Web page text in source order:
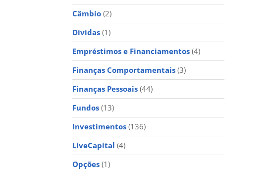
Câmbio(2)
Dívidas(1)
Empréstimos e Financiamentos(4)
Finanças Comportamentais(3)
Finanças Pessoais(44)
Fundos(13)
Investimentos(136)
LiveCapital (4)
Opções(1)